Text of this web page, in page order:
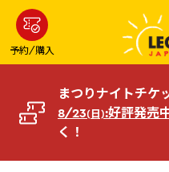
ン
コ
へ
予約/購入
まつりナイトチケ
8/23(日):好評発売
く！